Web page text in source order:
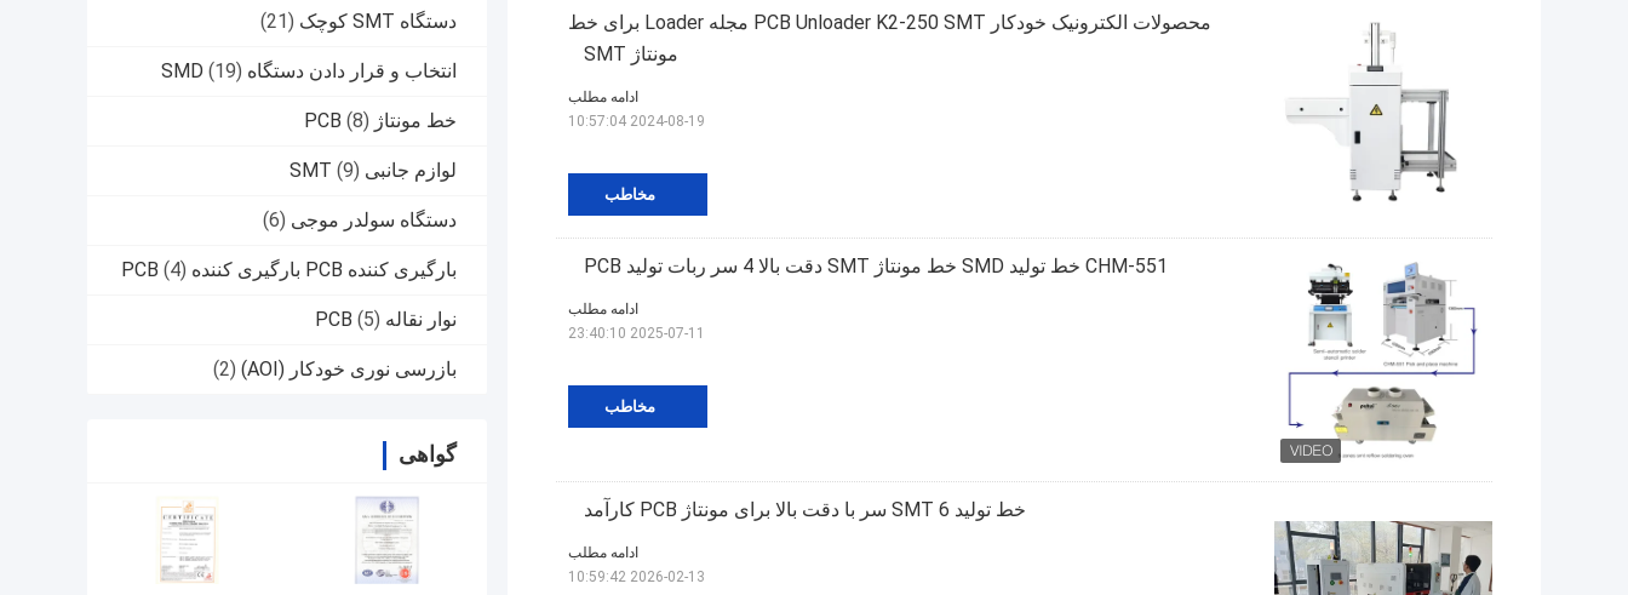
دستگاه SMT کوچک (21)
انتخاب و قرار دادن دستگاه SMD (19)
خط مونتاژ PCB (8)
لوازم جانبی SMT (9)
دستگاه سولدر موجی (6)
بارگیری کننده PCB بارگیری کننده PCB (4)
نوار نقاله PCB (5)
بازرسی نوری خودکار (AOI) (2)
گواهی
محصولات الکترونیک خودکار PCB Unloader K2-250 SMT مجله Loader برای خط
مونتاژ SMT
مخاطب
ادامه مطلب
2024-08-19 10:57:04
CHM-551 خط تولید SMD خط مونتاژ SMT دقت بالا 4 سر ربات تولید PCB
مخاطب
ادامه مطلب
2025-07-11 23:40:10
خط تولید SMT 6 سر با دقت بالا برای مونتاژ PCB کارآمد
ادامه مطلب
2026-02-13 10:59:42